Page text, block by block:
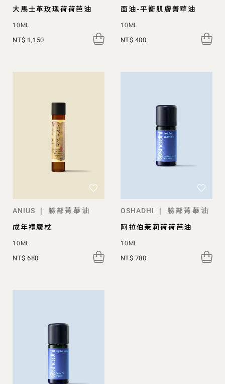
大馬士革玫瑰荷荷芭油
10ML
NT$ 1,150
面油-平衡肌膚菁華油
10ML
NT$ 400
ANIUS |
臉部菁華油
成年禮魔杖
10ML
NT$ 680
OSHADHI |
臉部菁華油
阿拉伯茉莉荷荷芭油
10ML
NT$ 780